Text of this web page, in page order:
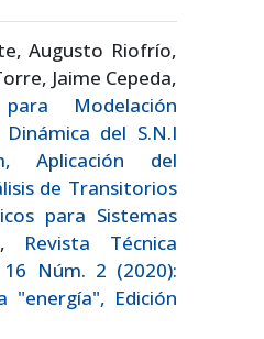
Augusto Riofrío,
Jaime Cepeda,
Modelación
del S.N.I
Aplicación del
de Transitorios
para Sistemas
, Revista Técnica
Núm. 2 (2020):
"energía", Edición